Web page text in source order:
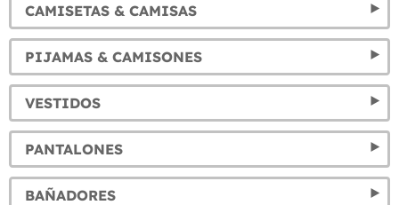
CAMISETAS & CAMISAS
PIJAMAS & CAMISONES
VESTIDOS
PANTALONES
BAÑADORES